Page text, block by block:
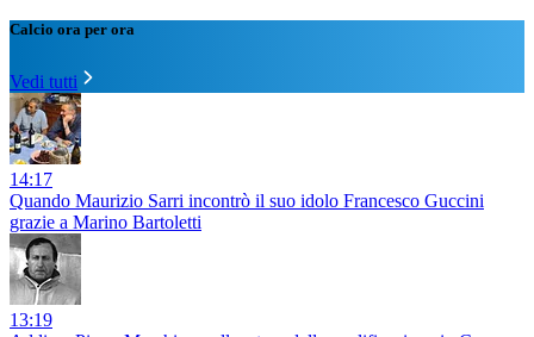
Calcio ora per ora
Vedi tutti
14:17
Quando Maurizio Sarri incontrò il suo idolo Francesco Guccini
grazie a Marino Bartoletti
13:19